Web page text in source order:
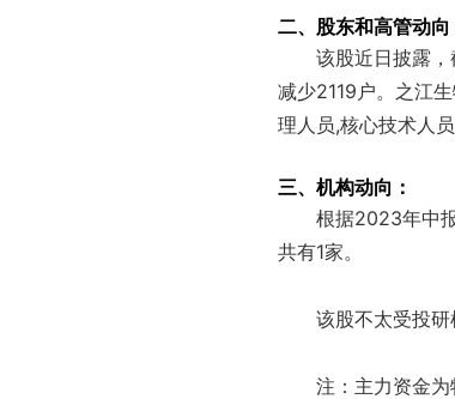
二、股东和高管动向
该股近日披露
减少2119户。之江
理人员,核心技术人
三、机构动向：
根据2023年中
共有1家。
该股不太受投研
注：主力资金